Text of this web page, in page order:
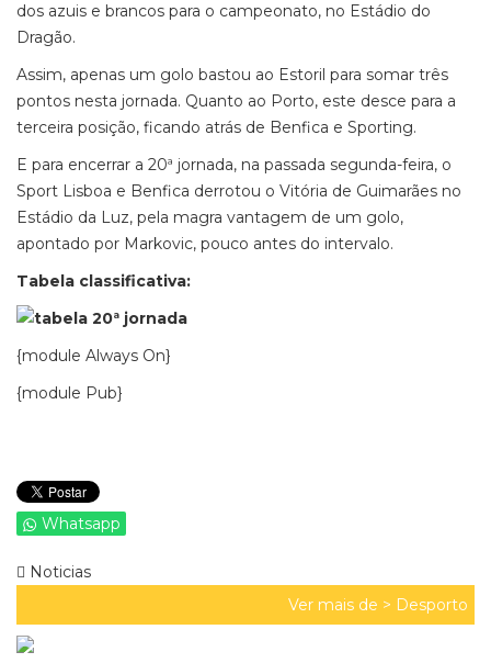
dos azuis e brancos para o campeonato, no Estádio do
Dragão.
Assim, apenas um golo bastou ao Estoril para somar três
pontos nesta jornada. Quanto ao Porto, este desce para a
terceira posição, ficando atrás de Benfica e Sporting.
E para encerrar a 20ª jornada, na passada segunda-feira, o
Sport Lisboa e Benfica derrotou o Vitória de Guimarães no
Estádio da Luz, pela magra vantagem de um golo,
apontado por Markovic, pouco antes do intervalo.
Tabela classificativa:
{module Always On}
{module Pub}
Whatsapp
Noticias
Ver mais de > Desporto